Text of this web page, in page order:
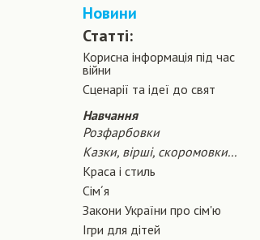
Новини
Статті:
Корисна інформація під час
війни
Сценарiї та iдеї до свят
Навчання
Розфарбовки
Казки, вірші, скоромовки...
Краса і стиль
Сiм´я
Закони України про сiм'ю
Ігри для дітей